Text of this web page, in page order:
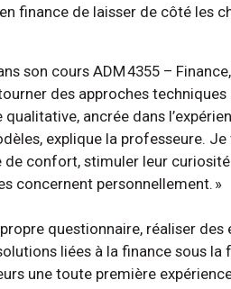
finance de laisser de côté les
son cours ADM 4355 –
des approches techniques
ancrée dans
explique la professeure.
confort, stimuler leur
concernent personnellement. »
questionnaire, réaliser des
liées à la finance sous la
une toute première